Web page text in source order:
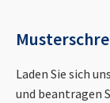
Laden Sie sich
und beantragen